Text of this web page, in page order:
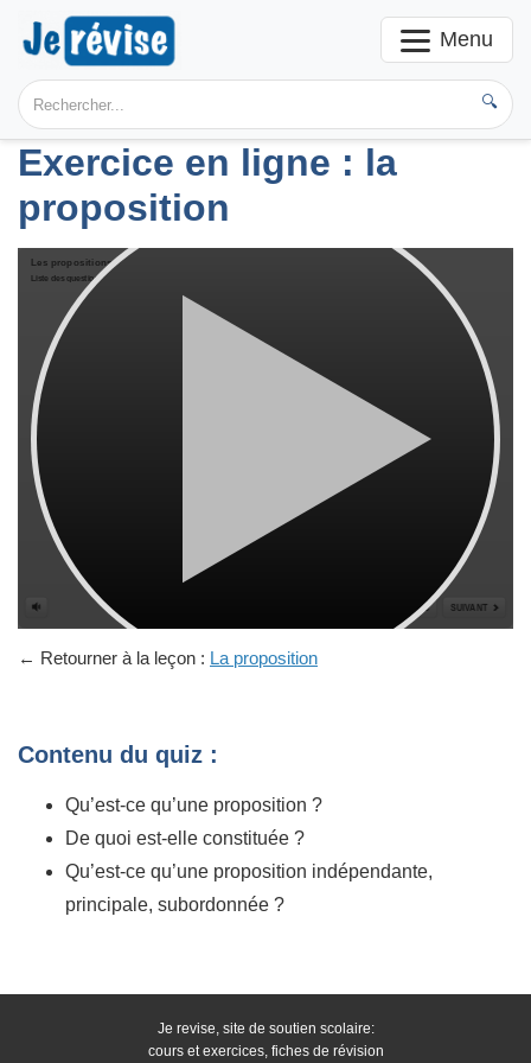
Menu
🔍
Exercice en ligne : la
proposition
← Retourner à la leçon : La proposition
Contenu du quiz :
Qu’est-ce qu’une proposition ?
De quoi est-elle constituée ?
Qu’est-ce qu’une proposition indépendante,
principale, subordonnée ?
Je revise, site de soutien scolaire:
cours et exercices, fiches de révision